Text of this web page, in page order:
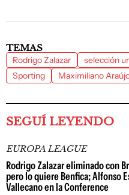
TEMAS
Rodrigo Zalazar selección
Sporting
Maximiliano
SEGUÍ LEYENDO
EUROPA LEAGUE
Rodrigo Zalazar eliminado con
pero lo quiere Benfica; Alfonso
Vallecano en la Conference